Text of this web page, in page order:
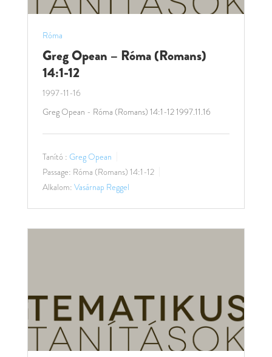
Róma
Greg Opean – Róma (Romans)
14:1-12
1997-11-16
Greg Opean - Róma (Romans) 14:1-12 1997.11.16
Tanító : Greg Opean
Passage: Róma (Romans) 14:1-12
Alkalom: Vasárnap Reggel